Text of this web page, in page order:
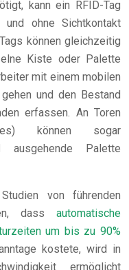
kann ein RFID-Tag
und ohne Sichtkontakt
können gleichzeitig
Kiste oder Palette
mit einem mobilen
und den Bestand
erfassen. An Toren
können sogar
Palette
von führenden
dass automatische
um bis zu 90%
kostete, wird in
ermöglicht